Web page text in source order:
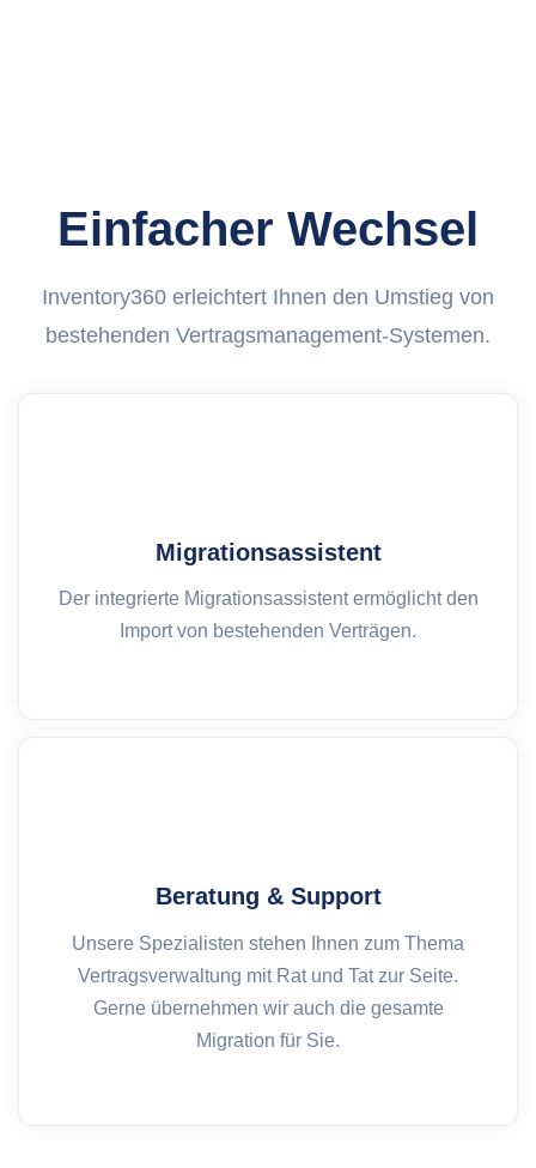
Einfacher Wechsel
Inventory360 erleichtert Ihnen den Umstieg von
bestehenden Vertragsmanagement-Systemen.
Migrationsassistent
Der integrierte Migrationsassistent ermöglicht den
Import von bestehenden Verträgen.
Beratung & Support
Unsere Spezialisten stehen Ihnen zum Thema
Vertragsverwaltung mit Rat und Tat zur Seite.
Gerne übernehmen wir auch die gesamte
Migration für Sie.